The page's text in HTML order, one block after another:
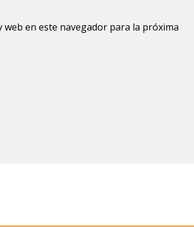
en este navegador para la próxima